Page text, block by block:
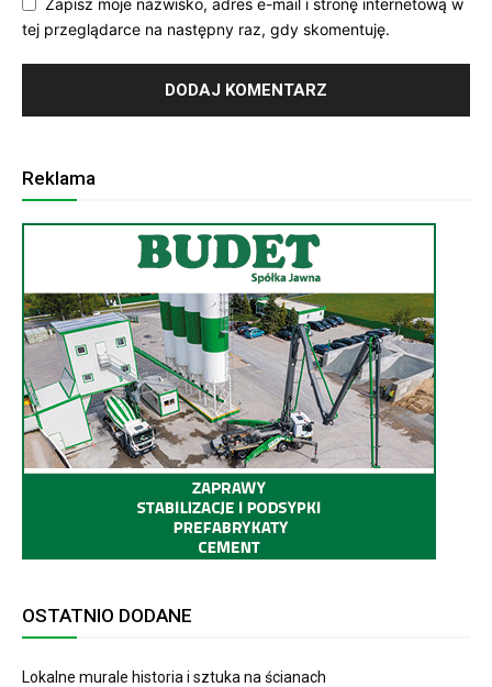
Zapisz moje nazwisko, adres e-mail i stronę internetową w
tej przeglądarce na następny raz, gdy skomentuję.
Reklama
OSTATNIO DODANE
Lokalne murale historia i sztuka na ścianach